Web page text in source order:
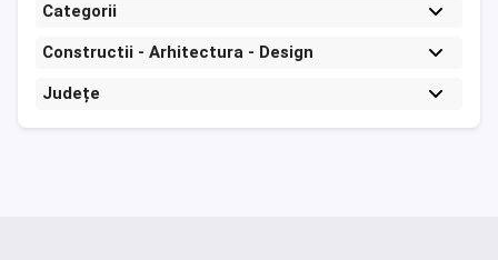
Categorii
Constructii - Arhitectura - Design
Județe